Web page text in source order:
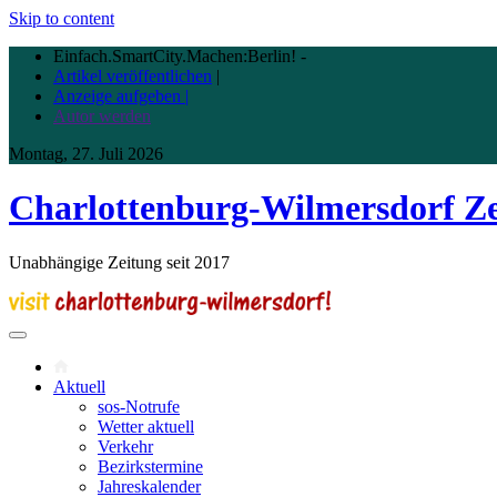
Skip to content
Einfach.SmartCity.Machen:Berlin! -
Artikel veröffentlichen |
Anzeige aufgeben |
Autor werden
Montag, 27. Juli 2026
Charlottenburg-Wilmersdorf
Unabhängige Zeitung seit 2017
Aktuell
sos-Notrufe
Wetter aktuell
Verkehr
Bezirkstermine
Jahreskalender